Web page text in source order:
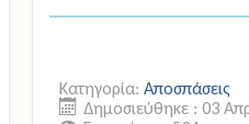
Κατηγορία: Αποσπάσεις
Δημοσιεύθηκε : 03